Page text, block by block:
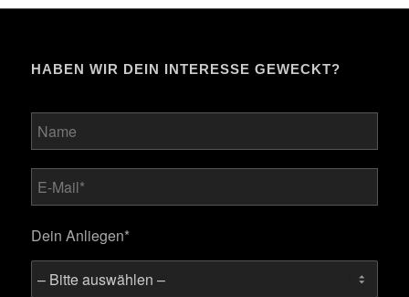
HABEN WIR DEIN INTERESSE GEWECKT?
Dein Anliegen*